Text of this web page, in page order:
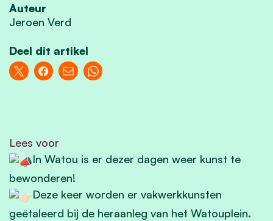
Auteur
Jeroen Verd
Deel dit artikel
Lees voor
In Watou is er dezer dagen weer kunst te
bewonderen!
Deze keer worden er vakwerkkunsten
geëtaleerd bij de heraanleg van het Watouplein.